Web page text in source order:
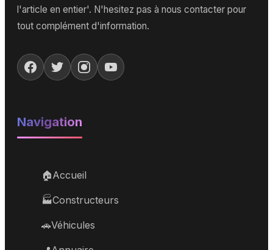
l'article en entier'. N'hesitez pas à nous contacter pour
tout complément d'information.
Navigation
🏠Accueil
🏭Constructeurs
🚗Véhicules